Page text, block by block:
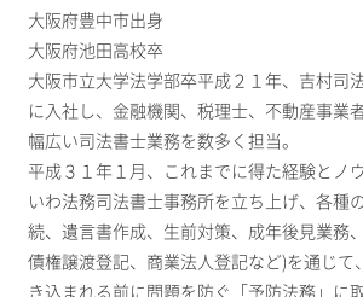
大阪府豊中市出身
大阪府池田高校卒
大阪市立大学法学部卒平成２１年、吉村司
に入社し、金融機関、税理士、不動産事業
幅広い司法書士業務を数多く担当。
平成３１年１月、これまでに得た経験とノ
いわ法務司法書士事務所を立ち上げ、各種
続、遺言書作成、生前対策、成年後見業務
債権譲渡登記、商業法人登記など)を通じて
き込まれる前に問題を防ぐ「予防法務」に